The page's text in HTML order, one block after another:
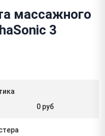
массажного
3
0 руб